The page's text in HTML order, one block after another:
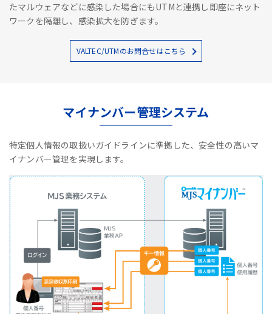
たマルウェアなどに感染した場合にもUTMと連携し即座にネット
ワークを隔離し、感染拡大を防ぎます。
VALTEC/UTMのお問合せはこちら
マイナンバー管理システム
特定個人情報の取扱いガイドラインに準拠した、安全性の高いマ
イナンバー管理を実現します。